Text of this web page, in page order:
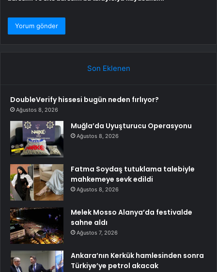
Son Eklenen
DoubleVerify hissesi bugün neden fırlıyor?
Ağustos 8, 2026
Muğla’da Uyuşturucu Operasyonu
Ağustos 8, 2026
Fatma Soydaş tutuklama talebiyle
mahkemeye sevk edildi
Ağustos 8, 2026
Melek Mosso Alanya’da festivalde
sahne aldı
Ağustos 7, 2026
Ankara’nın Kerkük hamlesinden sonra
Türkiye’ye petrol akacak